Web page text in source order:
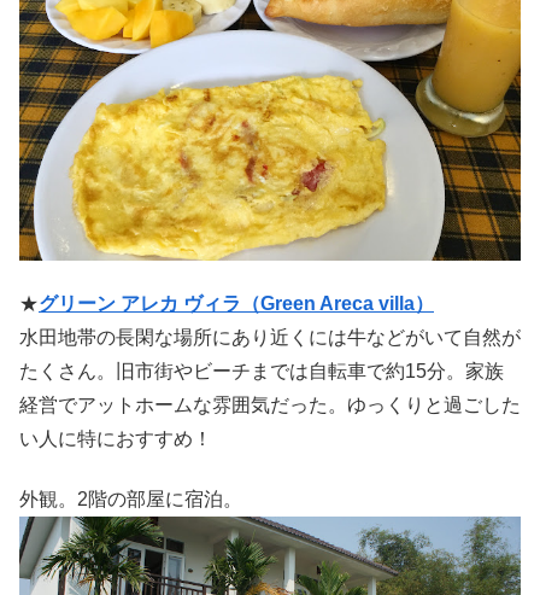
★グリーン アレカ ヴィラ（Green Areca villa）
水田地帯の長閑な場所にあり近くには牛などがいて自然が
たくさん。旧市街やビーチまでは自転車で約15分。家族
経営でアットホームな雰囲気だった。ゆっくりと過ごした
い人に特におすすめ！
外観。2階の部屋に宿泊。